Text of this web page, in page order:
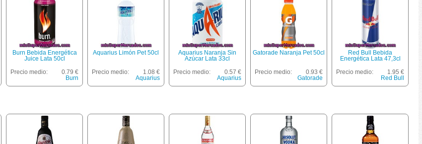
Burn Bebida Energética
Juice Lata 50cl
Precio medio:
0.79 €
Burn
Aquarius Limón Pet 50cl
Precio medio:
1.08 €
Aquarius
Aquarius Naranja Sin
Azúcar Lata 33cl
Precio medio:
0.57 €
Aquarius
Gatorade Naranja Pet 50cl
Precio medio:
0.93 €
Gatorade
Red Bull Bebida
Energética Lata 47,3cl
Precio medio:
1.95 €
Red Bull